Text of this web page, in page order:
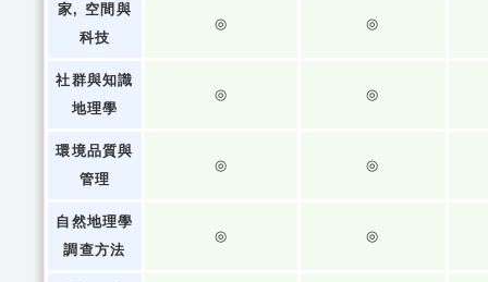
家, 空間與
科技
◎ ◎
社群與知識
地理學
◎ ◎
環境品質與
管理
◎ ◎
自然地理學
調查方法
◎ ◎